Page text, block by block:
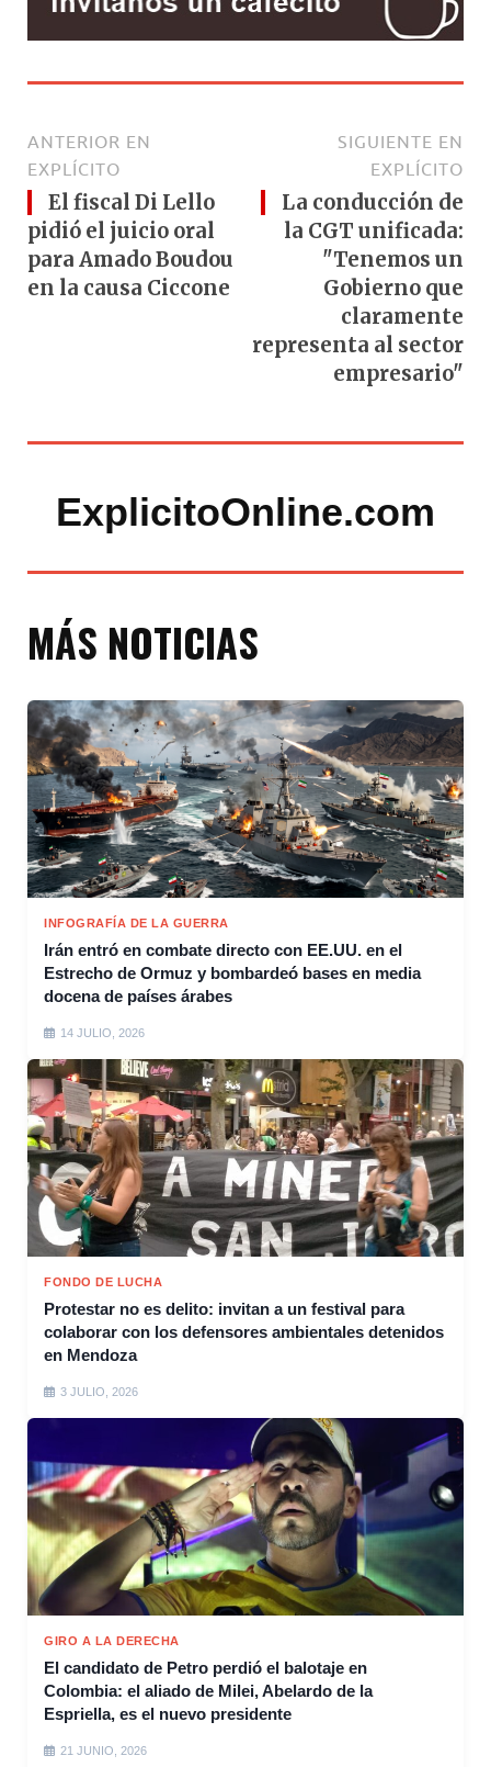
ANTERIOR EN
EXPLÍCITO
El fiscal Di Lello
pidió el juicio oral
para Amado Boudou
en la causa Ciccone
SIGUIENTE EN
EXPLÍCITO
La conducción de
la CGT unificada:
"Tenemos un
Gobierno que
claramente
representa al sector
empresario"
ExplicitoOnline.com
MÁS NOTICIAS
INFOGRAFÍA DE LA GUERRA
Irán entró en combate directo con EE.UU. en el
Estrecho de Ormuz y bombardeó bases en media
docena de países árabes
14 JULIO, 2026
FONDO DE LUCHA
Protestar no es delito: invitan a un festival para
colaborar con los defensores ambientales detenidos
en Mendoza
3 JULIO, 2026
GIRO A LA DERECHA
El candidato de Petro perdió el balotaje en
Colombia: el aliado de Milei, Abelardo de la
Espriella, es el nuevo presidente
21 JUNIO, 2026